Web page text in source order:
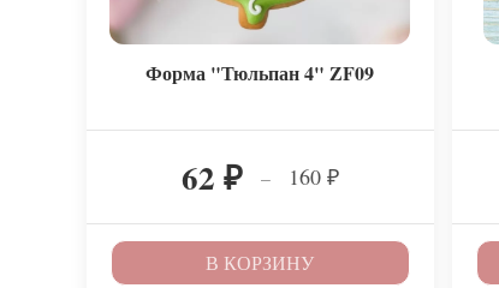
Форма "Тюльпан 4" ZF09
62 ₽ – 160 ₽
В КОРЗИНУ